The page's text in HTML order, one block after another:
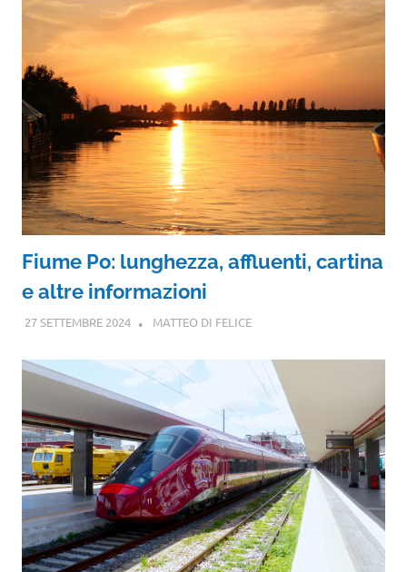
Fiume Po: lunghezza, affluenti, cartina
e altre informazioni
27 SETTEMBRE 2024 MATTEO DI FELICE